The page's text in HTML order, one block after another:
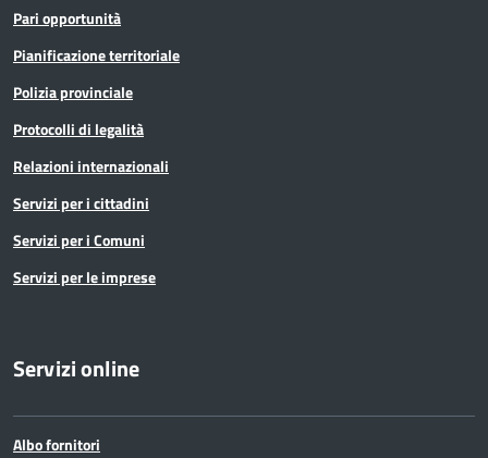
Pari opportunità
Pianificazione territoriale
Polizia provinciale
Protocolli di legalità
Relazioni internazionali
Servizi per i cittadini
Servizi per i Comuni
Servizi per le imprese
Servizi online
Albo fornitori